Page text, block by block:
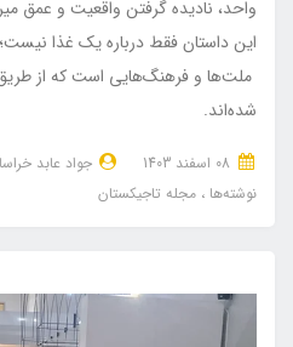
واحد، نادیده گرفتن واقعیت و عمق
این داستان فقط درباره یک غذا نیست؛
ملت‌ها و فرهنگ‌هایی است که از
شده‌اند.
جواد عابد
نوشته‌ها
مجله تاجیکستان